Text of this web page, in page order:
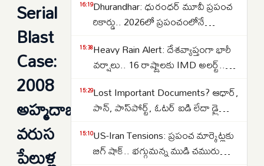
Serial
Blast
Case:
2008
అహ్మదాబాద్
వరుస
పేలుళ్ల
సంగీత..కేసును కొట్టివేసిన కోర్టు
16:19Dhurandhar: ధురంధర్ మూవీ ప్రపంచ
రికార్డు.. 2026లో ప్రపంచంలోనే
చిత్రంగా హిస్టరీ క్రియేట్..
15:38Heavy Rain Alert: దేశవ్యాప్తంగా భారీ
వర్షాలు.. 16 రాష్ట్రాలకు IMD అలర్ట్..
రాష్ట్రాల్లో ఉరుములతో కూడిన వానలు..
15:29Lost Important Documents? ఆధార్,
పాన్, పాస్‌పోర్ట్, ఓటర్ ఐడి లేదా డ్రైవింగ్
మీరు ఎక్కడ ఫిర్యాదు చేయాలి?
15:10US-Iran Tensions: ప్రపంచ మార్కెట్లకు
బిగ్ షాక్.. భగ్గుమన్న ముడి చమురు